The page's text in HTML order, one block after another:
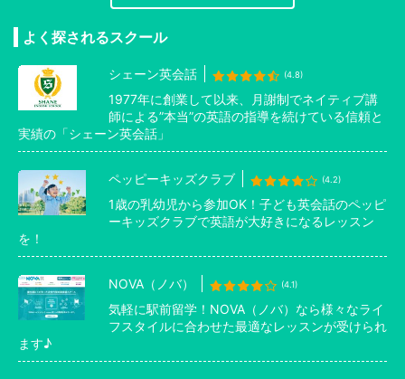
よく探されるスクール
シェーン英会話 (4.8)
1977年に創業して以来、月謝制でネイティブ講
師による”本当”の英語の指導を続けている信頼と
実績の「シェーン英会話」
ペッピーキッズクラブ (4.2)
1歳の乳幼児から参加OK！子ども英会話のペッピ
ーキッズクラブで英語が大好きになるレッスン
を！
NOVA（ノバ） (4.1)
気軽に駅前留学！NOVA（ノバ）なら様々なライ
フスタイルに合わせた最適なレッスンが受けられ
ます♪